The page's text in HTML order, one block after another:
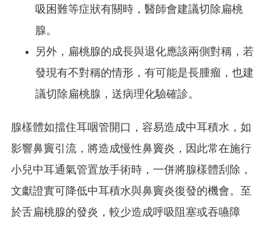
吸困難等症狀有關時，醫師會建議切除扁桃
腺。
另外，扁桃腺的成長與退化應該兩側對稱，若
發現有不對稱的情形，有可能是長腫瘤，也建
議切除扁桃腺，送病理化驗確診。
腺樣體如擋住耳咽管開口，容易造成中耳積水，如
影響鼻竇引流，將造成慢性鼻竇炎，因此常在施行
小兒中耳通氣管置放手術時，一併將腺樣體刮除，
文獻證實可降低中耳積水與鼻竇炎復發的機會。至
於舌扁桃腺的發炎，較少造成呼吸阻塞或吞嚥障